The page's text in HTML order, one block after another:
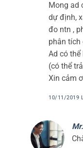
Mong ad
dự định,
đo ntn ,
phân tích
Ad có
(có thể
Xin cảm
10/11/2019